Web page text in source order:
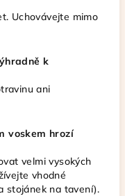
Uchovávejte mimo
k
ani
voskem hrozí
velmi vysokých
vhodné
stojánek na tavení).